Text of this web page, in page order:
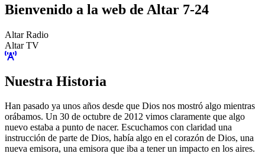
Bienvenido a la web de Altar 7-24
Altar Radio
Altar TV
Nuestra Historia
Han pasado ya unos años desde que Dios nos mostró algo mientras
orábamos. Un 30 de octubre de 2012 vimos claramente que algo
nuevo estaba a punto de nacer. Escuchamos con claridad una
instrucción de parte de Dios, había algo en el corazón de Dios, una
nueva emisora, una emisora que iba a tener un impacto en los aires.